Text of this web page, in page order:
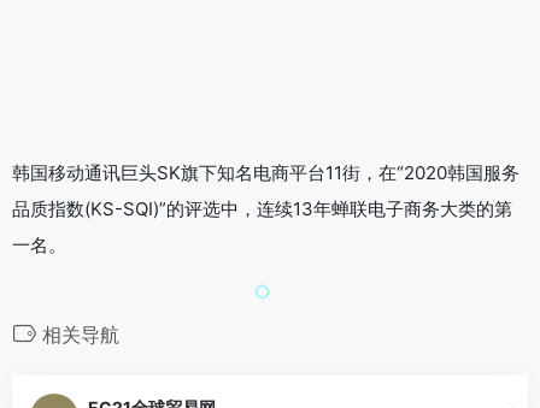
韩国移动通讯巨头SK旗下知名电商平台11街，在“2020韩国服务
品质指数(KS-SQI)”的评选中，连续13年蝉联电子商务大类的第
一名。
相关导航